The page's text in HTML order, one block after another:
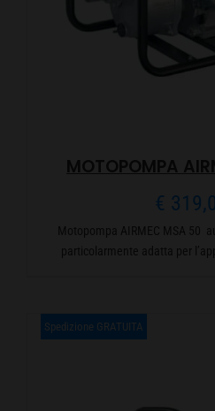
MOTOPOMPA
€
Motopompa AIRMEC MSA 50
particolarmente adatta per
Spedizione GRATUITA